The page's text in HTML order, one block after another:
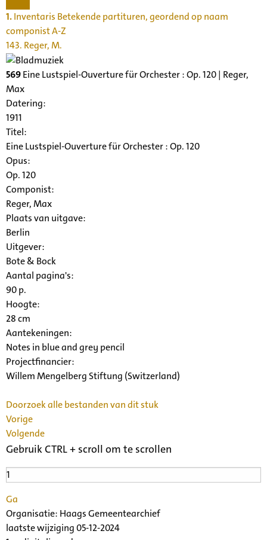
1.Inventaris Betekende partituren, geordend op naam
componist A-Z
143. Reger, M.
569Eine Lustspiel-Ouverture für Orchester : Op. 120 | Reger,
Max
Datering:
1911
Titel:
Eine Lustspiel-Ouverture für Orchester : Op. 120
Opus:
Op. 120
Componist:
Reger, Max
Plaats van uitgave:
Berlin
Uitgever:
Bote & Bock
Aantal pagina's:
90 p.
Hoogte:
28 cm
Aantekeningen:
Notes in blue and grey pencil
Projectfinancier:
Willem Mengelberg Stiftung (Switzerland)
Doorzoek alle bestanden van dit stuk
Vorige
Volgende
Gebruik CTRL + scroll om te scrollen
Ga
Organisatie: Haags Gemeentearchief
laatste wijziging 05-12-2024